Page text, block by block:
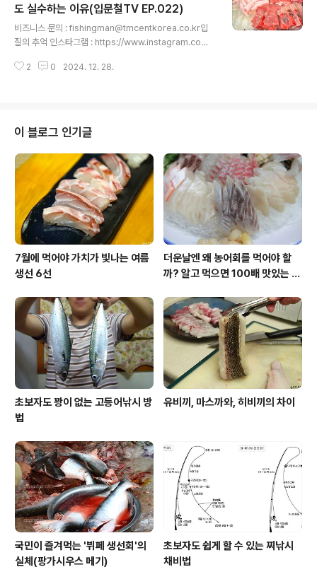
튜브 바로가기 : https://www.youtube.com/@kimag
urecook 일본 최고의 수산물 유튜버인 키마구레 쿡의 카
네코상과 콜라보 영상을 제작했습니다. 즐감하시고요. 수
산물에 대한 많은 관심과 성원도 부..
도 실수하는 이유(입문철TV EP.022)
비즈니스 문의 : fishingman@tmcentkorea.co.kr입
질의 추억 인스타그램 : https://www.instagram.com/
com/slds2입질의 추억 티스토리 블로그 : https://slds
: 양심을 지키자는데 임대료, 전기세가 뭔 상관?https://yo
utu.be/2EO4hiqrBhQ 2) 입문철TV 2편 : 없어서 못파
는 대하, 제주산으로 둔갑한 일본산 갈치? 어디까지가 사실
일까?https://y..
2 0 2024. 12. 28.
이 블로그 인기글
7월에 먹어야 가치가 빛나는 여름
생선 6선
더운날엔 왜 농어회를 먹어야 할
까? 알고 먹으면 100배 맛있는 농
초보자도 꽝이 없는 고등어낚시 방
법
유비끼, 마스까와, 히비끼의 차이
국민이 즐겨먹는 '뷔페 생선회'의
실체(팡가시우스 메기)
초보자도 쉽게 할 수 있는 찌낚시
채비법